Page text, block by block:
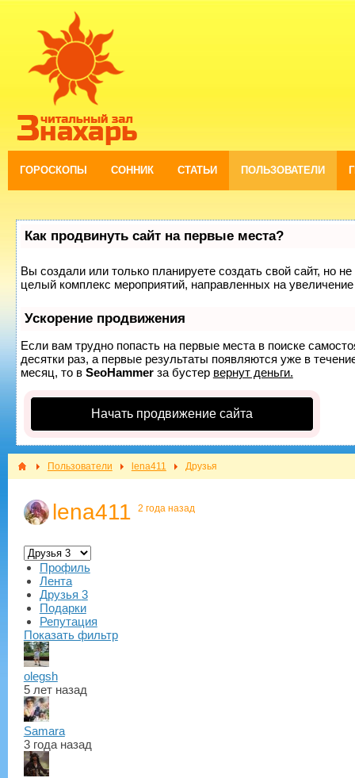
ГОРОСКОПЫ СОННИК СТАТЬИ ПОЛЬЗОВАТЕЛИ
Как продвинуть сайт на первые места?
Вы создали или только планируете создать свой сайт, но
целый комплекс мероприятий, направленных на
Ускорение продвижения
Если вам трудно попасть на первые места в поиске
десятки раз, а первые результаты появляются уже в
месяц, то в SeoHammerза бустер вернут деньги.
Начать продвижение сайта
Пользователи lena411 Друзья
lena411 2 года назад
Профиль
Лента
Друзья 3
Подарки
Репутация
Показать фильтр
olegsh
5 лет назад
Samara
3 года назад